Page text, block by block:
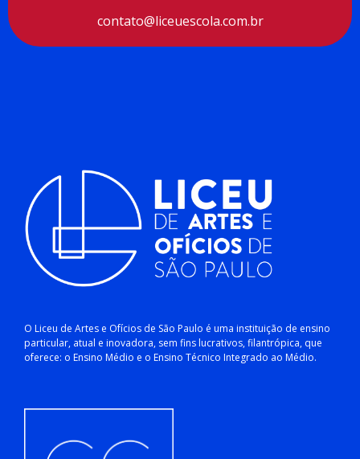
contato@liceuescola.com.br
O Liceu de Artes e Ofícios de São Paulo é uma instituição de ensino
particular, atual e inovadora, sem fins lucrativos, filantrópica, que
oferece: o Ensino Médio e o Ensino Técnico Integrado ao Médio.